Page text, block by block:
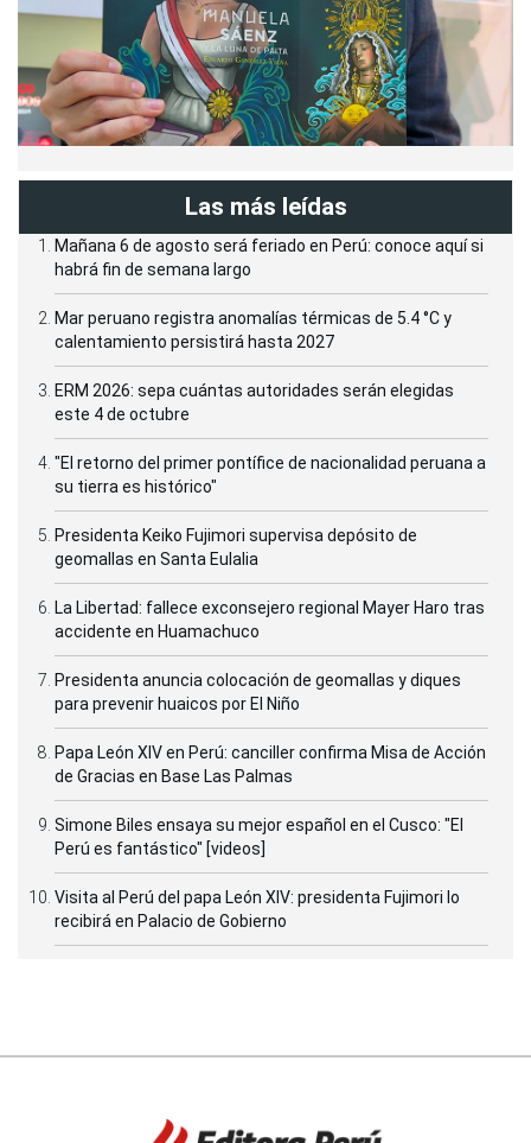
Las más leídas
Mañana 6 de agosto será feriado en Perú: conoce aquí si
habrá fin de semana largo
Mar peruano registra anomalías térmicas de 5.4 °C y
calentamiento persistirá hasta 2027
ERM 2026: sepa cuántas autoridades serán elegidas
este 4 de octubre
"El retorno del primer pontífice de nacionalidad peruana a
su tierra es histórico"
Presidenta Keiko Fujimori supervisa depósito de
geomallas en Santa Eulalia
La Libertad: fallece exconsejero regional Mayer Haro tras
accidente en Huamachuco
Presidenta anuncia colocación de geomallas y diques
para prevenir huaicos por El Niño
Papa León XIV en Perú: canciller confirma Misa de Acción
de Gracias en Base Las Palmas
Simone Biles ensaya su mejor español en el Cusco: "El
Perú es fantástico" [videos]
Visita al Perú del papa León XIV: presidenta Fujimori lo
recibirá en Palacio de Gobierno